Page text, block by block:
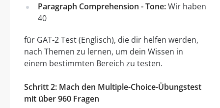
Paragraph Comprehension - Tone:Wir haben
40
für GAT-2 Test (Englisch), die dir helfen werden,
nach Themen zu lernen, um dein Wissen in
einem bestimmten Bereich zu testen.
Schritt 2: Mach den Multiple-Choice-Übungstest
mit über 960 Fragen